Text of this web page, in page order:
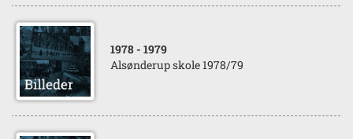
1978 - 1979
Alsønderup skole 1978/79